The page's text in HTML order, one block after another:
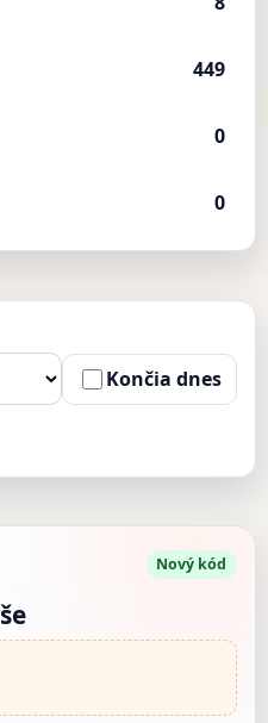
449
0
0
Končia dnes
Nový kód